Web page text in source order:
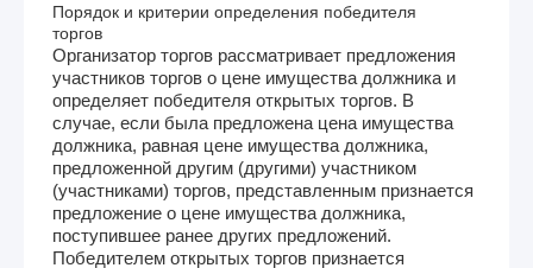
Порядок и критерии определения победителя
торгов
Организатор торгов рассматривает предложения
участников торгов о цене имущества должника и
определяет победителя открытых торгов. В
случае, если была предложена цена имущества
должника, равная цене имущества должника,
предложенной другим (другими) участником
(участниками) торгов, представленным признается
предложение о цене имущества должника,
поступившее ранее других предложений.
Победителем открытых торгов признается